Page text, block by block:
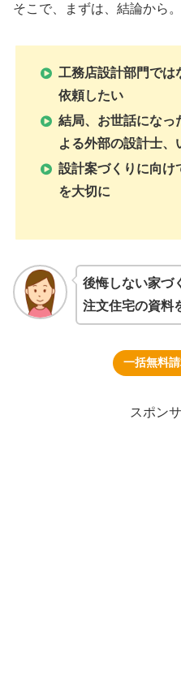
そこで、まずは、結論から。
工務店設計部門では
依頼したい
結局、お世話になっ
よる外部の設計士、
設計案づくりに向け
を大切に
後悔しない家づ
注文住宅の資料
一括無料
スポン